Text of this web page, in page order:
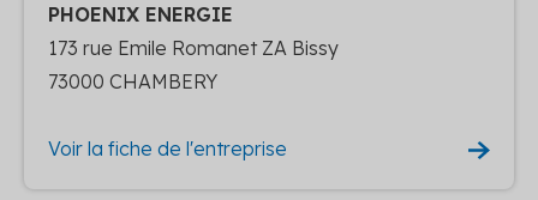
PHOENIX ENERGIE
173 rue Emile Romanet ZA Bissy
73000 CHAMBERY
Voir la fiche de l'entreprise